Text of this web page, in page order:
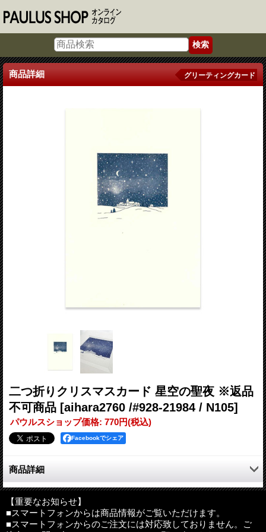
商品詳細 グリーティングカード
二つ折りクリスマスカード 星空の聖夜 ※返品
不可商品 [aihara2760 /#928-21984 / N105]
パウルスショップ価格: 770円(税込)
Facebookでシェア
商品詳細
オリジナルクラウンミルが作っている銅版印刷の上品なクリスマ
スカードです。
伝統的なクリスマスモチーフをエングレイビング（銅版印刷）の
技法で印刷しています。
【重要なお知らせ】
■スマートフォンからは商品情報がご覧いただけます。
■スマートフォンからのご注文には対応致しておりません。ご